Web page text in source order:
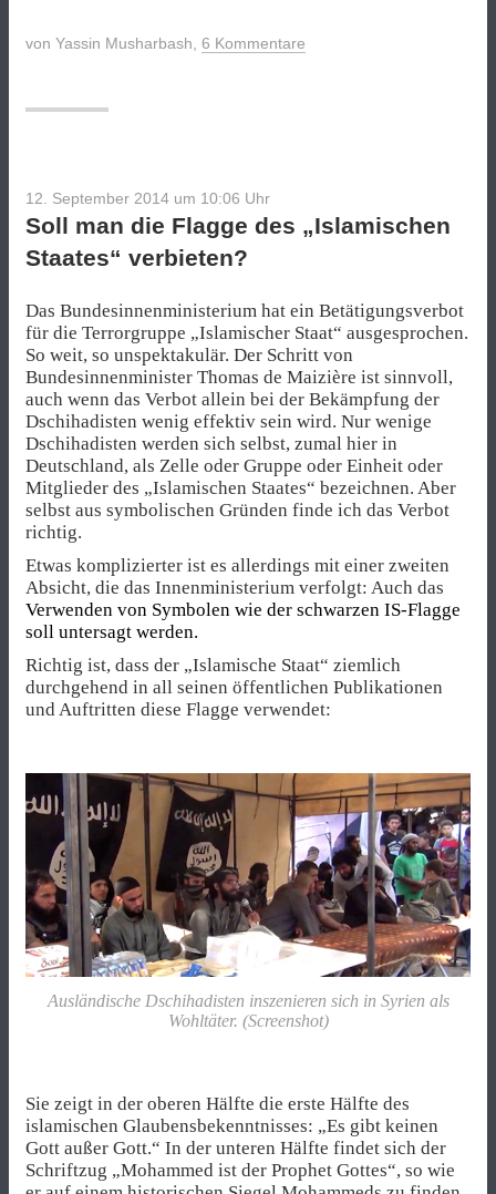
von Yassin Musharbash 6 Kommentare
12. September 2014 um 10:06 Uhr
Soll man die Flagge des „Islamischen
Staates“ verbieten?
Das Bundesinnenministerium hat ein Betätigungsverbot
für die Terrorgruppe „Islamischer Staat“ ausgesprochen.
So weit, so unspektakulär. Der Schritt von
Bundesinnenminister Thomas de Maizière ist sinnvoll,
auch wenn das Verbot allein bei der Bekämpfung der
Dschihadisten wenig effektiv sein wird. Nur wenige
Dschihadisten werden sich selbst, zumal hier in
Deutschland, als Zelle oder Gruppe oder Einheit oder
Mitglieder des „Islamischen Staates“ bezeichnen. Aber
selbst aus symbolischen Gründen finde ich das Verbot
richtig.
Etwas komplizierter ist es allerdings mit einer zweiten
Absicht, die das Innenministerium verfolgt: Auch das
Verwenden von Symbolen wie der schwarzen IS-Flagge
soll untersagt werden.
Richtig ist, dass der „Islamische Staat“ ziemlich
durchgehend in all seinen öffentlichen Publikationen
und Auftritten diese Flagge verwendet:
Ausländische Dschihadisten inszenieren sich in Syrien als
Wohltäter. (Screenshot)
Sie zeigt in der oberen Hälfte die erste Hälfte des
islamischen Glaubensbekenntnisses: „Es gibt keinen
Gott außer Gott.“ In der unteren Hälfte findet sich der
Schriftzug „Mohammed ist der Prophet Gottes“, so wie